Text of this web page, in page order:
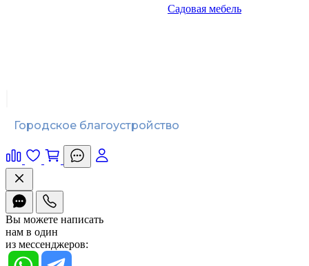
Садовая мебель
Городское благоустройство
Вы можете написать
нам в один
из мессенджеров: